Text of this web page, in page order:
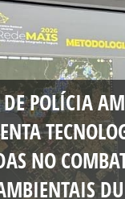
POLÍCIA
NO